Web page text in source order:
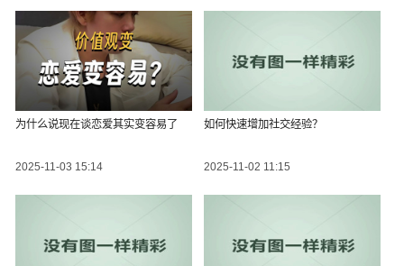
为什么说现在谈恋爱其实变容易了
2025-11-03 15:14
如何快速增加社交经验？
2025-11-02 11:15